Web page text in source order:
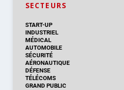
SECTEURS
START-UP
INDUSTRIEL
MÉDICAL
AUTOMOBILE
SÉCURITÉ
AÉRONAUTIQUE
DÉFENSE
TÉLÉCOMS
GRAND PUBLIC